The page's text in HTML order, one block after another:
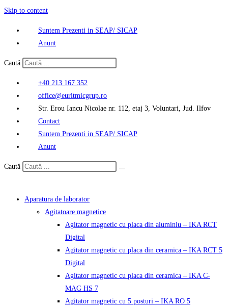
Skip to content
Suntem Prezenti in SEAP/ SICAP
Anunt
Caută
+40 213 167 352
office@euritmicgrup.ro
Str. Erou Iancu Nicolae nr. 112, etaj 3, Voluntari, Jud. Ilfov
Contact
Suntem Prezenti in SEAP/ SICAP
Anunt
Caută
Aparatura de laborator
Agitatoare magnetice
Agitator magnetic cu placa din aluminiu – IKA RCT
Digital
Agitator magnetic cu placa din ceramica – IKA RCT 5
Digital
Agitator magnetic cu placa din ceramica – IKA C-
MAG HS 7
Agitator magnetic cu 5 posturi – IKA RO 5